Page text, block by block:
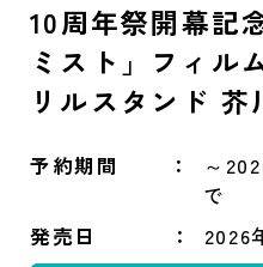
10周年祭開幕記
ミスト」フィル
リルスタンド 芥
予約期間
～
で
発売日
2026